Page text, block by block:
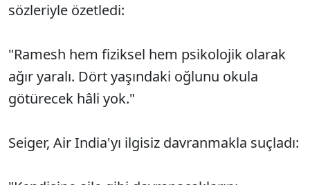
sözleriyle özetledi:
"Ramesh hem fiziksel hem psikolojik olarak
ağır yaralı. Dört yaşındaki oğlunu okula
götürecek hâli yok."
Seiger, Air India'yı ilgisiz davranmakla suçladı: